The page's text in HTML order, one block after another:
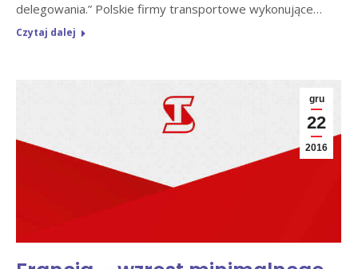
delegowania.” Polskie firmy transportowe wykonujące…
Czytaj dalej
gru
22
2016